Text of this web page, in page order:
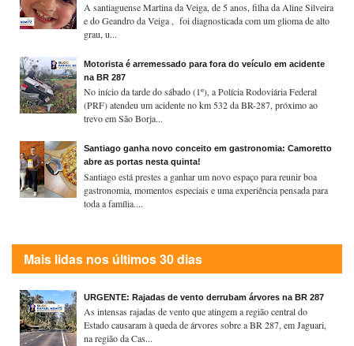
A santiaguense Martina da Veiga, de 5 anos, filha da Aline Silveira
e do Geandro da Veiga , foi diagnosticada com um glioma de alto
grau, u...
Motorista é arremessado para fora do veículo em acidente
na BR 287
No início da tarde do sábado (1º), a Polícia Rodoviária Federal
(PRF) atendeu um acidente no km 532 da BR-287, próximo ao
trevo em São Borja...
Santiago ganha novo conceito em gastronomia: Camoretto
abre as portas nesta quinta!
Santiago está prestes a ganhar um novo espaço para reunir boa
gastronomia, momentos especiais e uma experiência pensada para
toda a família....
Mais lidas nos últimos 30 dias
URGENTE: Rajadas de vento derrubam árvores na BR 287
As intensas rajadas de vento que atingem a região central do
Estado causaram à queda de árvores sobre a BR 287, em Jaguari,
na região da Cas...